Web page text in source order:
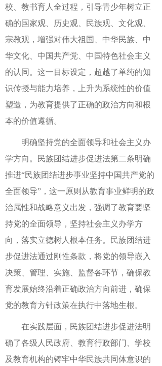
校、教书育人全过程，引导青少年树立正
确的国家观、历史观、民族观、文化观、
宗教观，增强对伟大祖国、中华民族、中
华文化、中国共产党、中国特色社会主义
的认同。这一目标设定，超越了单纯的知
识传授与能力培养，上升为系统性的价值
塑造，为教育提供了正确的政治方向和根
本的价值遵循。
明确坚持党的全面领导和社会主义办
学方向。民族团结进步促进法第二条明确
推进“民族团结进步事业坚持中国共产党的
全面领导”，这一原则从教育事业鲜明的政
治属性和战略意义出发，强调了教育要坚
持党的全面领导，坚持社会主义办学方
向，落实立德树人根本任务。民族团结进
步促进法通过刚性条款，将党的领导嵌入
决策、管理、实施、监督各环节，确保教
育发展始终沿着正确政治方向前进，确保
党的教育方针政策在执行中落地生根。
在实践层面，民族团结进步促进法明
确了各级人民政府、教育行政部门、学校
及教育机构的铸牢中华民族共同体意识的